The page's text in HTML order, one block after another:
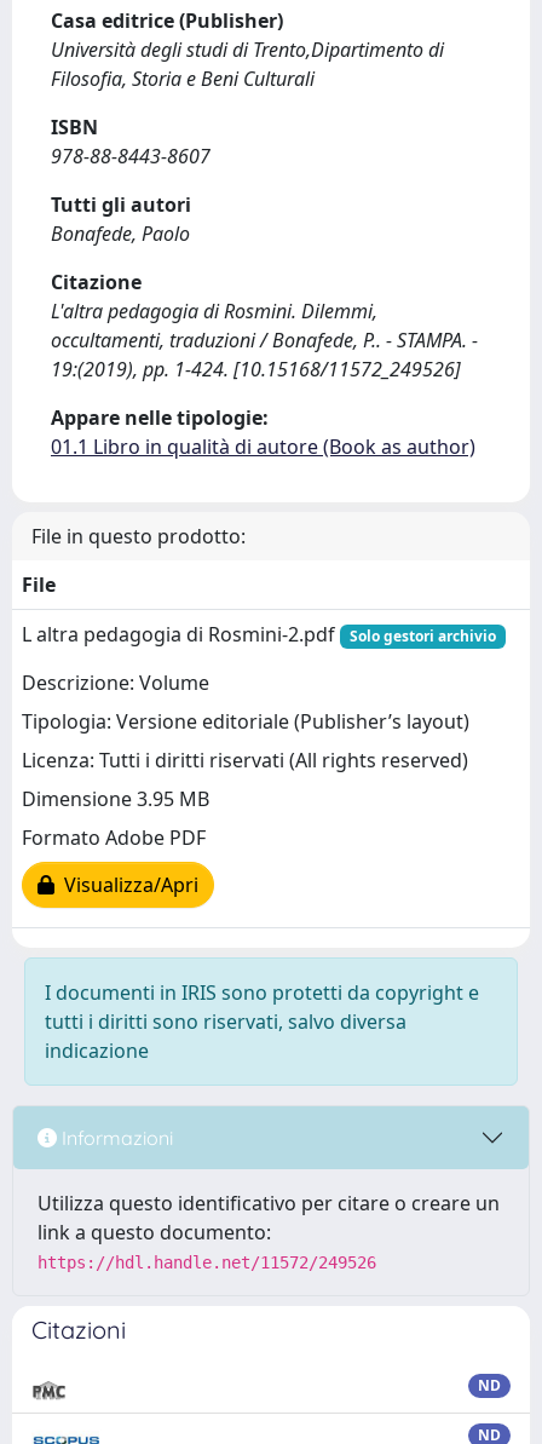
Casa editrice (Publisher)
Università degli studi di Trento,Dipartimento di
Filosofia, Storia e Beni Culturali
ISBN
978-88-8443-8607
Tutti gli autori
Bonafede, Paolo
Citazione
L'altra pedagogia di Rosmini. Dilemmi,
occultamenti, traduzioni / Bonafede, P.. - STAMPA. -
19:(2019), pp. 1-424. [10.15168/11572_249526]
Appare nelle tipologie:
01.1 Libro in qualità di autore (Book as author)
File in questo prodotto:
File
L altra pedagogia di Rosmini-2.pdf
Solo gestori archivio
Descrizione: Volume
Tipologia: Versione editoriale (Publisher’s layout)
Licenza: Tutti i diritti riservati (All rights reserved)
Dimensione 3.95 MB
Formato Adobe PDF
Visualizza/Apri
I documenti in IRIS sono protetti da copyright e
tutti i diritti sono riservati, salvo diversa
indicazione
Informazioni
Utilizza questo identificativo per citare o creare un
link a questo documento:
https://hdl.handle.net/11572/249526
Citazioni
ND
ND